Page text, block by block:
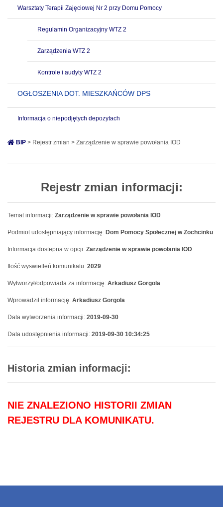
Warsztaty Terapii Zajęciowej Nr 2 przy Domu Pomocy
Regulamin Organizacyjny WTZ 2
Zarządzenia WTZ 2
Kontrole i audyty WTZ 2
OGŁOSZENIA DOT. MIESZKAŃCÓW DPS
Informacja o niepodjętych depozytach
BIP > Rejestr zmian > Zarządzenie w sprawie powołania IOD
Rejestr zmian informacji:
Temat informacji: Zarządzenie w sprawie powołania IOD
Podmiot udostępniający informację: Dom Pomocy Społecznej w Zochcinku
Informacja dostepna w opcji: Zarządzenie w sprawie powołania IOD
Ilość wyswietleń komunikatu: 2029
Wytworzył/odpowiada za informację: Arkadiusz Gorgola
Wprowadził informację: Arkadiusz Gorgola
Data wytworzenia informacji: 2019-09-30
Data udostępnienia informacji: 2019-09-30 10:34:25
Historia zmian informacji:
NIE ZNALEZIONO HISTORII ZMIAN
REJESTRU DLA KOMUNIKATU.